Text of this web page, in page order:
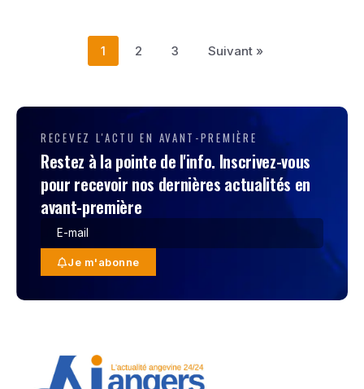
1 2 3 Suivant »
RECEVEZ L'ACTU EN AVANT-PREMIÈRE
Restez à la pointe de l'info. Inscrivez-vous
pour recevoir nos dernières actualités en
avant-première
Je m'abonne